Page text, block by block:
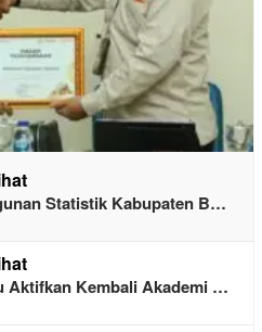
Statistik Kabupaten B…
Aktifkan Kembali Akademi …